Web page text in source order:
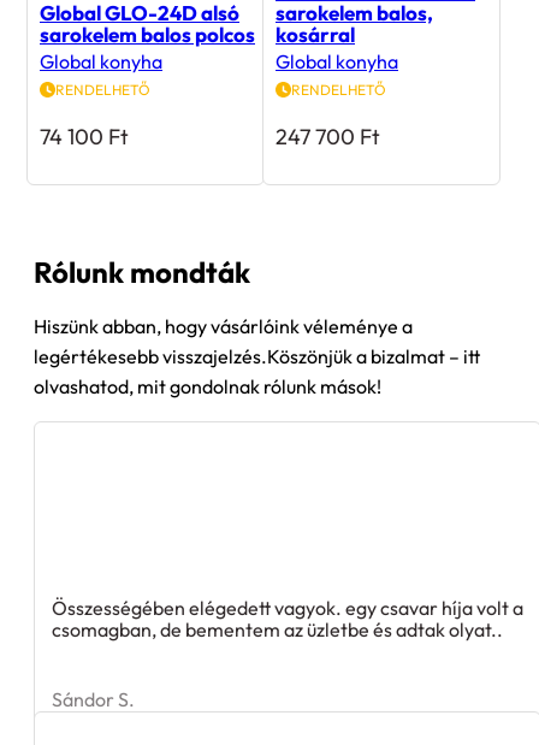
Global GLO-24D alsó
sarokelem balos polcos
Global konyha
RENDELHETŐ
74 100 Ft
sarokelem balos,
kosárral
Global konyha
RENDELHETŐ
247 700 Ft
Rólunk mondták
Hiszünk abban, hogy vásárlóink véleménye a
legértékesebb visszajelzés.Köszönjük a bizalmat – itt
olvashatod, mit gondolnak rólunk mások!
Összességében elégedett vagyok. egy csavar híja volt a
csomagban, de bementem az üzletbe és adtak olyat..
Sándor S.